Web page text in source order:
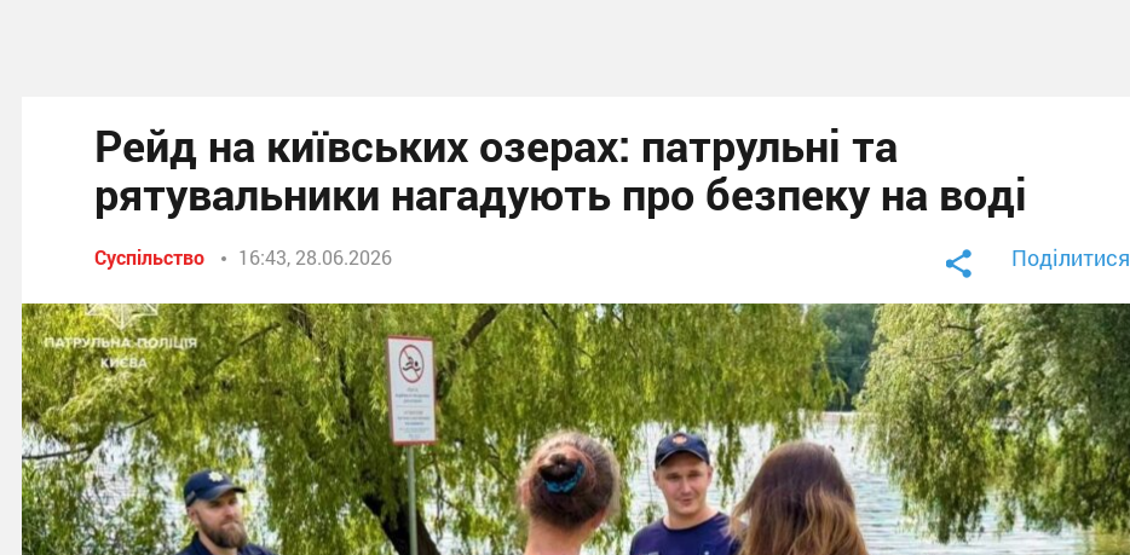
Рейд на київських озерах: патрульні та
рятувальники нагадують про безпеку на воді
Суспільство 16:43, 28.06.2026 Поділитися